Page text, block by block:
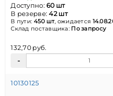
Доступно:60 шт
В резерве:42 шт
В пути: 450 шт, ожидается
Склад поставщика: По запросу
132,70 руб.
10130125